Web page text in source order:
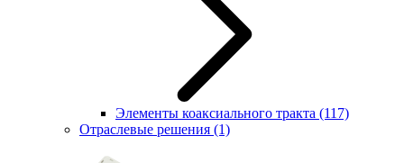
Элементы коаксиального тракта (117)
Отраслевые решения (1)